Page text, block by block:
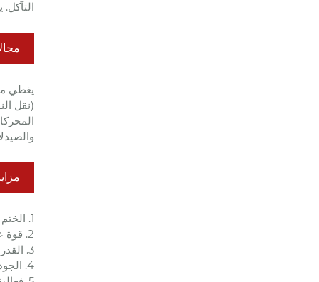
يغطي
(نقل
1. الختم الموثوق: يضمن التشريب الفراغي عدم الاختراق، مع معدل تسرب أقل بكثير من معايير الصناعة؛
2. قوة عالية وعمر طويل: قوة الانثناء ≥30MPa، قوة الضغط ≥60MPa، عمر 3-5 أضعاف حلقات الجرافيت العادية في ظل ظروف قاسية؛
3. القدرة على التكيف على نطاق واسع: مقاومة للتآكل ودرجة الحرارة، ومواد التشريب القابلة للتخصيص، والأحجام، والأداء؛
4. الجودة المضمونة: حاصلة على شهادة ISO9001:2015، ومتوافقة مع معايير JB/T 8872، وRoHS وREACH للمتطلبات البيئية؛